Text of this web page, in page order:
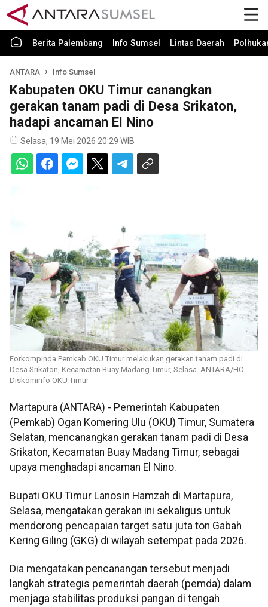
Berita Palembang Info Sumsel Lintas Daerah
ANTARA Info Sumsel
Kabupaten OKU Timur canangkan
gerakan tanam padi di Desa Srikaton,
hadapi ancaman El Nino
Selasa, 19 Mei 2026 20:29 WIB
Forkompinda Pemkab OKU Timur melakukan gerakan tanam padi di
Desa Srikaton, Kecamatan Buay Madang Timur, Selasa. ANTARA/HO-
Diskominfo OKU Timur
Martapura (ANTARA) - Pemerintah Kabupaten
(Pemkab) Ogan Komering Ulu (OKU) Timur, Sumatera
Selatan, mencanangkan gerakan tanam padi di Desa
Srikaton, Kecamatan Buay Madang Timur, sebagai
upaya menghadapi ancaman El Nino.
Bupati OKU Timur Lanosin Hamzah di Martapura,
Selasa, mengatakan gerakan ini sekaligus untuk
mendorong pencapaian target satu juta ton Gabah
Kering Giling (GKG) di wilayah setempat pada 2026.
Dia mengatakan pencanangan tersebut menjadi
langkah strategis pemerintah daerah (pemda) dalam
menjaga stabilitas produksi pangan di tengah